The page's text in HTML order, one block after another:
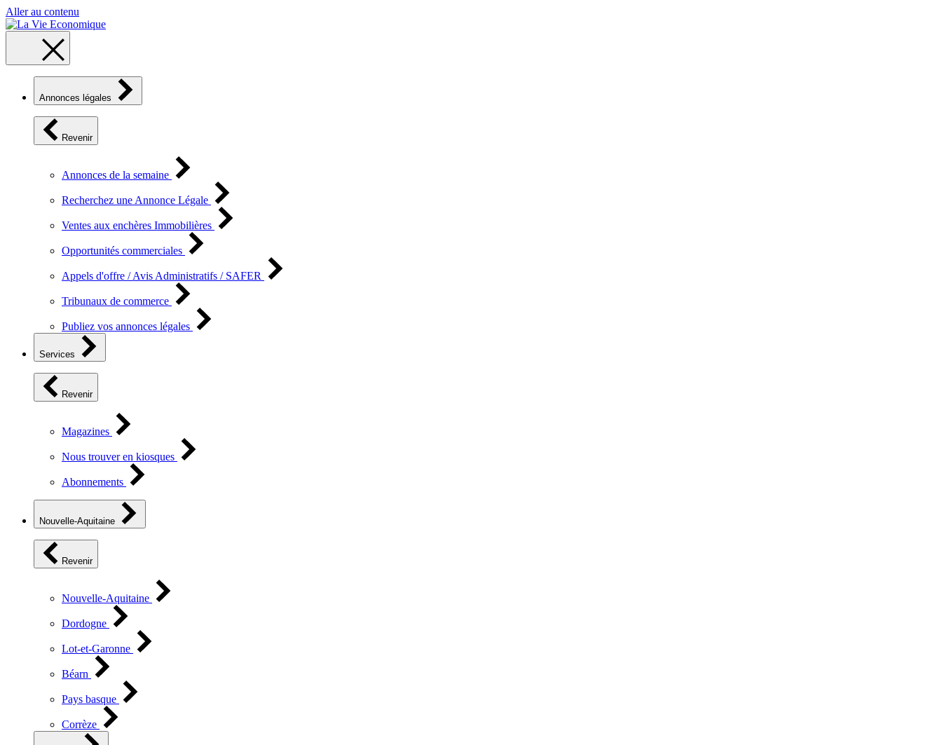
Aller au contenu
Annonces légales
Revenir
Annonces de la semaine
Recherchez une Annonce Légale
Ventes aux enchères Immobilières
Opportunités commerciales
Appels d'offre / Avis Administratifs / SAFER
Tribunaux de commerce
Publiez vos annonces légales
Services
Revenir
Magazines
Nous trouver en kiosques
Abonnements
Nouvelle-Aquitaine
Revenir
Nouvelle-Aquitaine
Dordogne
Lot-et-Garonne
Béarn
Pays basque
Corrèze